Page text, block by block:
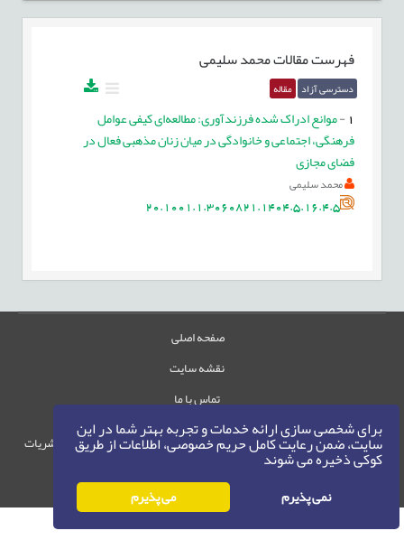
برای شخصی سازی ارائه خدمات و تجربه بهتر شما در این
سایت، ضمن رعایت کامل حریم خصوصی، اطلاعات از طریق
کوکی ذخیره می شوند
نمی پذیرم می پذیرم
فهرست مقالاتمحمد سلیمی
دسترسی آزاد مقاله
-موانع ادراک‌ شده فرزندآوری: مطالعه‌ای کیفی عوامل
فرهنگی، اجتماعی و خانوادگی در میان زنان مذهبی فعال در
فضای مجازی
محمد سلیمی
20.1001.1.3060821.1404.5.16.4.5
صفحه اصلی
نقشه سایت
تماس با ما
حقوق این وب‌سایت متعلق به سامانه مدیریت نشریات
حق نشر 1405-1396